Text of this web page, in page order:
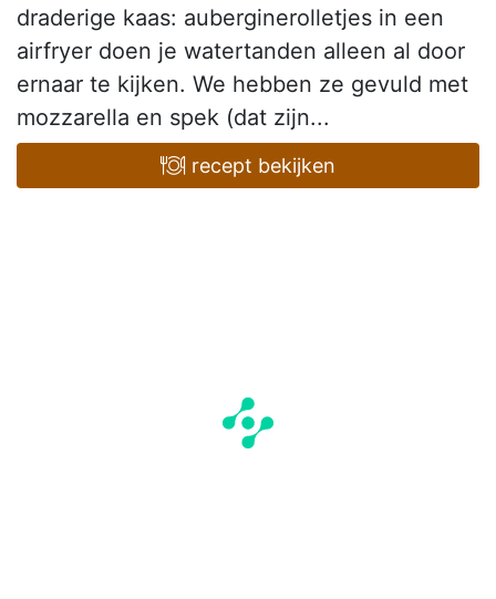
draderige kaas: auberginerolletjes in een
airfryer doen je watertanden alleen al door
ernaar te kijken. We hebben ze gevuld met
mozzarella en spek (dat zijn...
recept bekijken